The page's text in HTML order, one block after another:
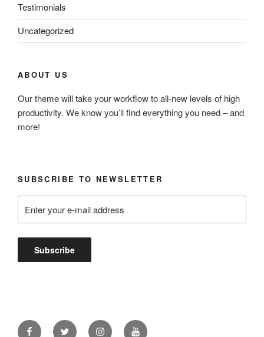
Testimonials
Uncategorized
ABOUT US
Our theme will take your workflow to all-new levels of high
productivity. We know you’ll find everything you need – and
more!
SUBSCRIBE TO NEWSLETTER
FacebookTwitter InstagramYoutube